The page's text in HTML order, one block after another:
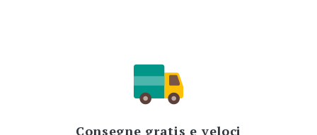
Consegne gratis e veloci